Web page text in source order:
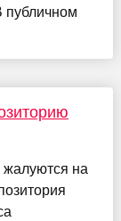
публичном
жалуются на